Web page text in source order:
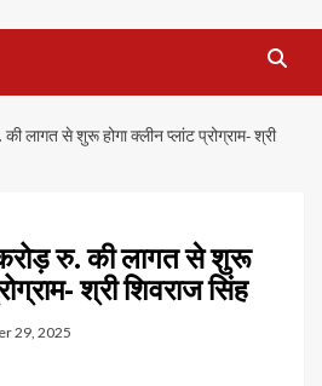
लागत से शुरू होगा क्लीन प्लांट प्रोग्राम- श्री
रु. की लागत से शुरू
श्री शिवराज सिंह
29, 2025